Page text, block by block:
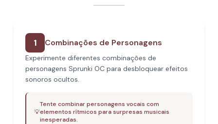
1 Combinações de Personagens
Experimente diferentes combinações de
personagens Sprunki OC para desbloquear efeitos
sonoros ocultos.
💡
Tente combinar personagens vocais com
elementos rítmicos para surpresas musicais
inesperadas.